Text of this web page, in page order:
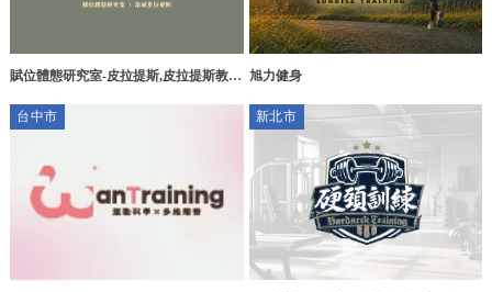
賦位體態研究室-皮拉提斯,皮拉提斯教
園藝文特區皮拉提斯課程
旭力健身
台中市 新北市